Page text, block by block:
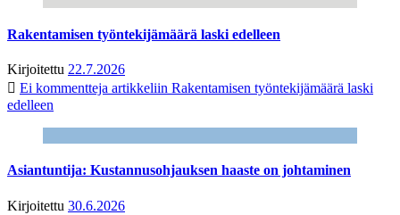
Rakentamisen työntekijämäärä laski edelleen
Kirjoitettu 22.7.2026
Ei kommentteja artikkeliin Rakentamisen työntekijämäärä laski
edelleen
Asiantuntija: Kustannusohjauksen haaste on johtaminen
Kirjoitettu 30.6.2026